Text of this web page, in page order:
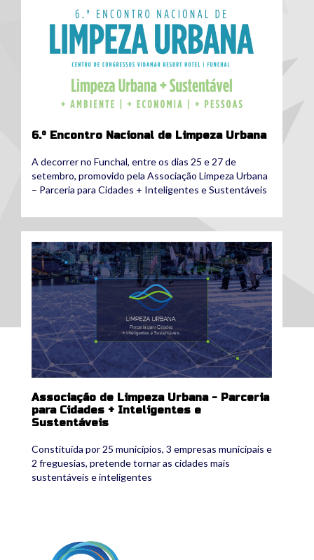
6.º Encontro Nacional de Limpeza Urbana
A decorrer no Funchal, entre os dias 25 e 27 de
setembro, promovido pela Associação Limpeza Urbana
– Parceria para Cidades + Inteligentes e Sustentáveis
imagem1.jpg
Associação de Limpeza Urbana - Parceria
para Cidades + Inteligentes e
Sustentáveis
Constituída por 25 municípios, 3 empresas municipais e
2 freguesias, pretende tornar as cidades mais
sustentáveis e inteligentes
climadaptlocal.png